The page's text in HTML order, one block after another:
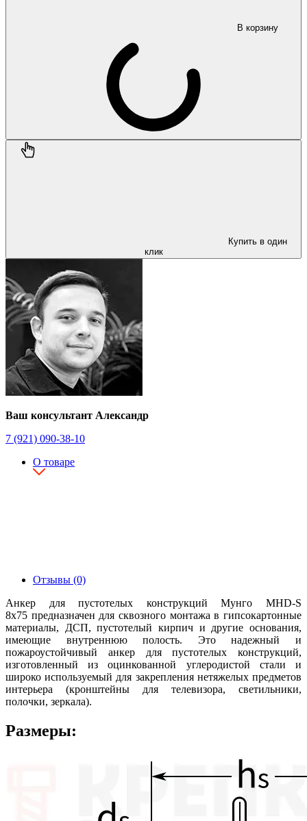
В корзину
Купить в один
клик
Ваш консультант Александр
7 (921) 090-38-10
О товаре
Отзывы (0)
Анкер для пустотелых конструкций Мунго MHD-S
8х75 предназначен для сквозного монтажа в гипсокартонные
материалы, ДСП, пустотелый кирпич и другие основания,
имеющие внутреннюю полость. Это надежный и
пожароустойчивый анкер для пустотелых конструкций,
изготовленный из оцинкованной углеродистой стали и
широко используемый для закрепления нетяжелых предметов
интерьера (кронштейны для телевизора, светильники,
полочки, зеркала).
Размеры: